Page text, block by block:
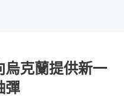
烏克蘭提供新一
彈